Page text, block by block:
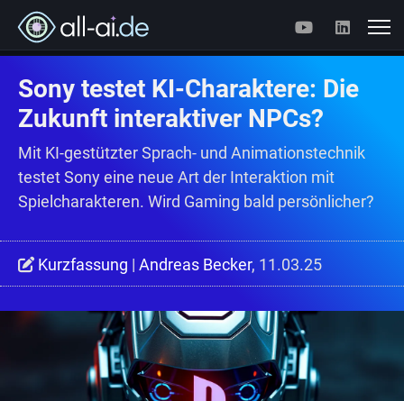
Sony testet KI-Charaktere: Die
Zukunft interaktiver NPCs?
Mit KI-gestützter Sprach- und Animationstechnik
testet Sony eine neue Art der Interaktion mit
Spielcharakteren. Wird Gaming bald persönlicher?
Kurzfassung | Andreas Becker, 11.03.25